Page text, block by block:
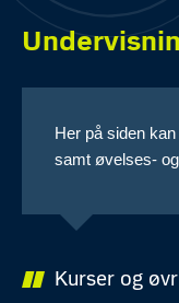
Her på siden
samt øvelses-
Kurser og